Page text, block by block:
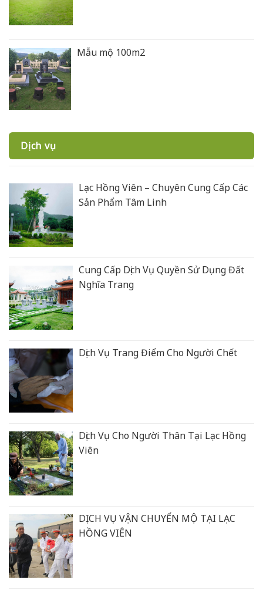
Mẫu mộ 100m2
Dịch vụ
Lạc Hồng Viên – Chuyên Cung Cấp Các
Sản Phẩm Tâm Linh
Cung Cấp Dịch Vụ Quyền Sử Dụng Đất
Nghĩa Trang
Dịch Vụ Trang Điểm Cho Người Chết
Dịch Vụ Cho Người Thân Tại Lạc Hồng
Viên
DỊCH VỤ VẬN CHUYỂN MỘ TẠI LẠC
HỒNG VIÊN